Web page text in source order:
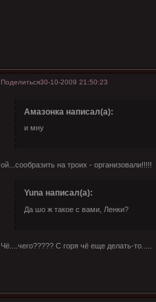
Поделиться30-10-2009 21:50:23
Амазонка написал(а):
и мну
ой...сообразить на троих - организовали!!!!!
Yuna написал(а):
Да шо ж такое с вами, Ленки?
Чё....чего????? С горя чё еще делать-то.....